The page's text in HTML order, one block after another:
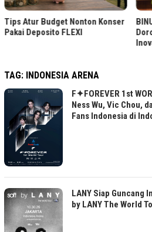
BINUS Wisuda 4.758 Lulusan,
Dorong Lahirnya Pemimpin
TAG: INDONESIA ARENA
F✦FOREVER 1st
Ness Wu, Vic Chou,
Fans Indonesia di
LANY Siap Guncang
by LANY The World